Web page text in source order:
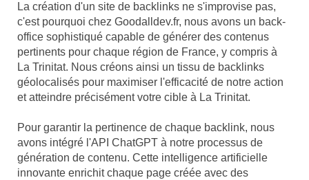
La création d'un site de backlinks ne s'improvise pas,
c'est pourquoi chez Goodalldev.fr, nous avons un back-
office sophistiqué capable de générer des contenus
pertinents pour chaque région de France, y compris à
La Trinitat. Nous créons ainsi un tissu de backlinks
géolocalisés pour maximiser l'efficacité de notre action
et atteindre précisément votre cible à La Trinitat.
Pour garantir la pertinence de chaque backlink, nous
avons intégré l'API ChatGPT à notre processus de
génération de contenu. Cette intelligence artificielle
innovante enrichit chaque page créée avec des